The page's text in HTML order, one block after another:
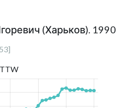
(Харьков). 1990
]
TTW